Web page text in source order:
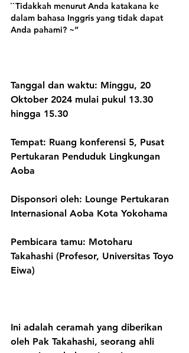
``Tidakkah menurut Anda katakana ke
dalam bahasa Inggris yang tidak dapat
Anda pahami? ~”
Tanggal dan waktu: Minggu, 20
Oktober 2024 mulai pukul 13.30
hingga 15.30
Tempat: Ruang konferensi 5, Pusat
Pertukaran Penduduk Lingkungan
Aoba
Disponsori oleh: Lounge Pertukaran
Internasional Aoba Kota Yokohama
Pembicara tamu: Motoharu
Takahashi (Profesor, Universitas Toyo
Eiwa)
Ini adalah ceramah yang diberikan
oleh Pak Takahashi, seorang ahli